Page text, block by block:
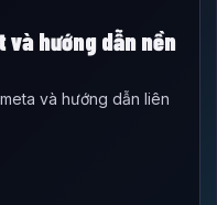
và hướng dẫn nền
và hướng dẫn liên